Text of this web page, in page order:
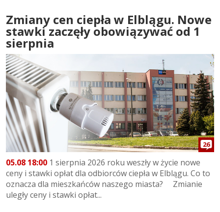
Zmiany cen ciepła w Elblągu. Nowe
stawki zaczęły obowiązywać od 1
sierpnia
26
05.08 18:00 1 sierpnia 2026 roku weszły w życie nowe
ceny i stawki opłat dla odbiorców ciepła w Elblągu. Co to
oznacza dla mieszkańców naszego miasta? Zmianie
uległy ceny i stawki opłat...